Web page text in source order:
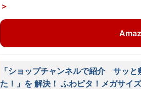
＞
「ショップチャンネルで紹介 サッ
た！」を 解決！ ふわピタ！メガサイ